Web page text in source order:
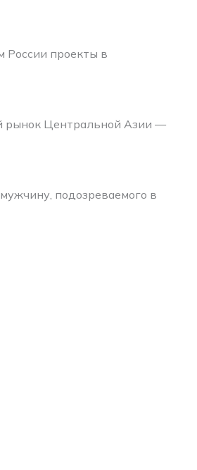
проекты в
рынок Центральной Азии —
подозреваемого в